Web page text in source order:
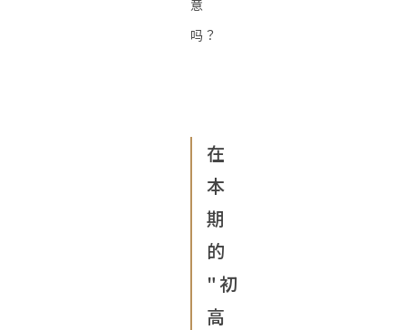
意
吗？
在
本
期
的
"初
高